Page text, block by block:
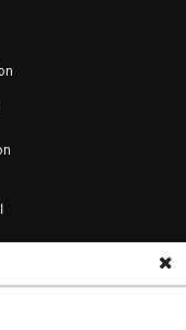
© جميع